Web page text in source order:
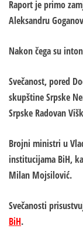
Raport je primo
Aleksandru
Nakon čega su
Svečanost, pored
skupštine Srpske
Srpske Radovan
Brojni ministri u
institucijama BiH,
Milan Mojsilović.
Svečanosti
BiH.